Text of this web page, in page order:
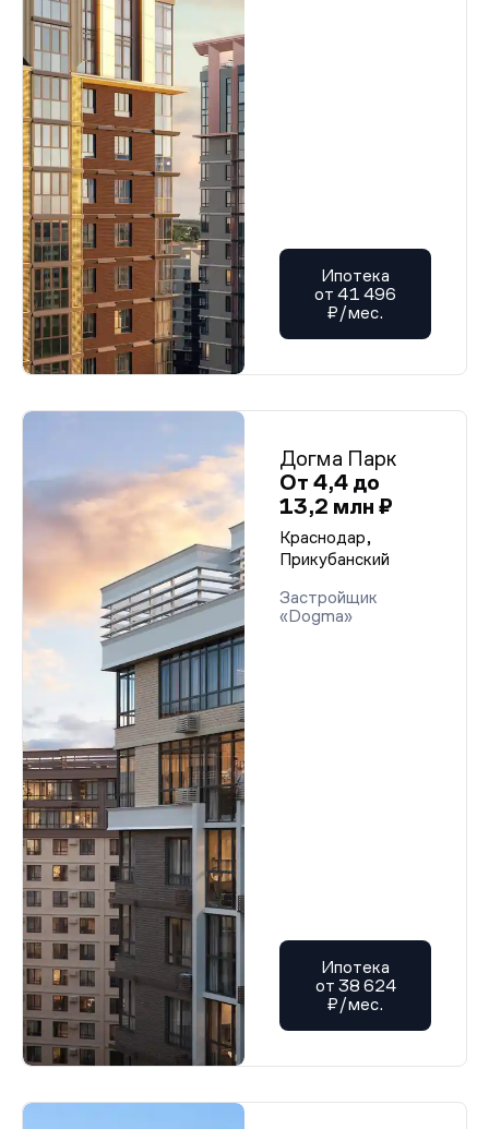
Ипотека
от 41 496
₽/мес.
Догма Парк
От 4,4 до
13,2 млн ₽
Краснодар,
Прикубанский
Застройщик
«Dogma»
Ипотека
от 38 624
₽/мес.